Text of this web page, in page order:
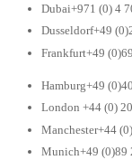
Dubai+971 (0) 4
Dusseldorf+49
Frankfurt+49
Hamburg+49
London +44 (0)
Manchester+44
Munich+49 (0)89